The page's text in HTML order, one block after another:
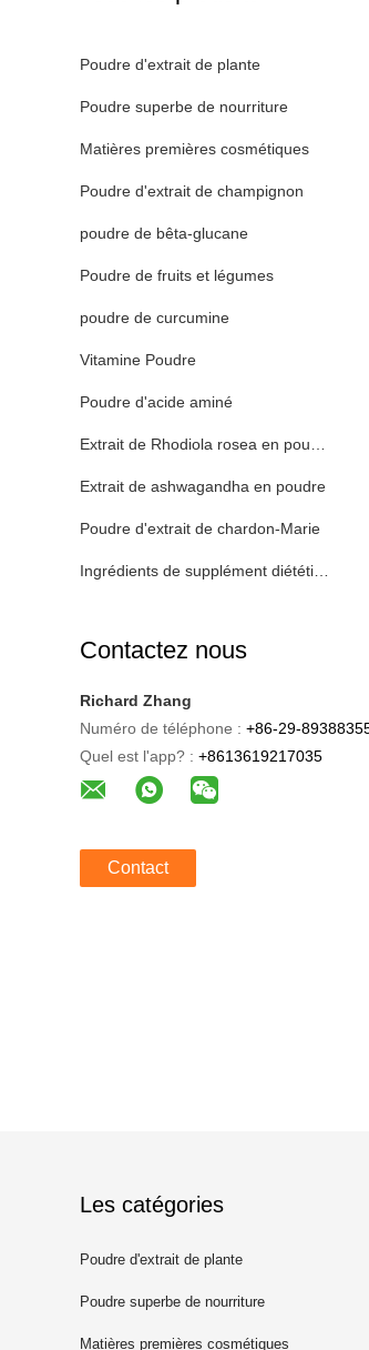
Poudre d'extrait de plante
Poudre superbe de nourriture
Matières premières cosmétiques
Poudre d'extrait de champignon
poudre de bêta-glucane
Poudre de fruits et légumes
poudre de curcumine
Vitamine Poudre
Poudre d'acide aminé
Extrait de Rhodiola rosea en poudre
Extrait de ashwagandha en poudre
Poudre d'extrait de chardon-Marie
Ingrédients de supplément diététique
Contactez nous
Richard Zhang
Numéro de téléphone : +86-29-
Quel est l'app? : +8613619217035
Contact
Les catégories
Poudre d'extrait de plante
Poudre superbe de nourriture
Matières premières cosmétiques